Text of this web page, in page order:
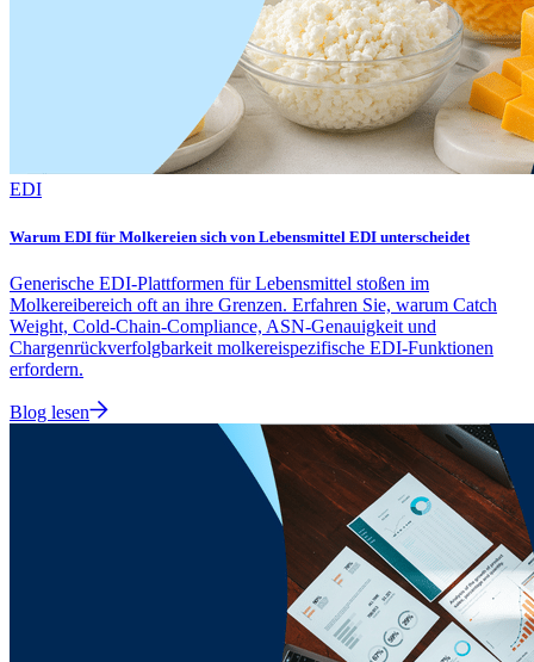
EDI
Warum EDI für Molkereien sich von Lebensmittel EDI unterscheidet
Generische EDI-Plattformen für Lebensmittel stoßen im
Molkereibereich oft an ihre Grenzen. Erfahren Sie, warum Catch
Weight, Cold-Chain-Compliance, ASN-Genauigkeit und
Chargenrückverfolgbarkeit molkereispezifische EDI-Funktionen
erfordern.
Blog lesen